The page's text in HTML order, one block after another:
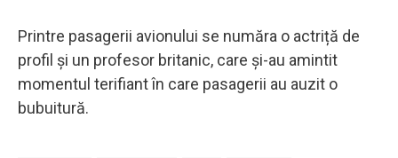
Printre pasagerii avionului se număra o actriță de
profil și un profesor britanic, care și-au amintit
momentul terifiant în care pasagerii au auzit o
bubuitură.